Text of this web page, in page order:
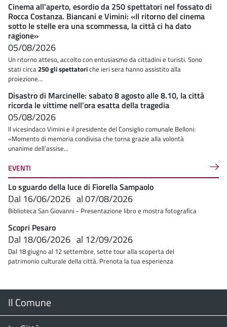
Cinema all'aperto, esordio da 250 spettatori nel fossato di
Rocca Costanza. Biancani e Vimini: «Il ritorno del cinema
sotto le stelle era una scommessa, la città ci ha dato
ragione»
05/08/2026
Un ritorno atteso, accolto con entusiasmo da cittadini e turisti. Sono
stati circa250 gli spettatoriche ieri sera hanno assistito alla
proiezione...
Disastro di Marcinelle: sabato 8 agosto alle 8.10, la città
ricorda le vittime nell’ora esatta della tragedia
05/08/2026
Il vicesindaco Vimini e il presidente del Consiglio comunale Belloni:
«Momento di memoria condivisa che torna grazie alla volontà
unanime dell’assise...
EVENTI
Lo sguardo della luce di Fiorella Sampaolo
Dal 16/06/2026 al07/08/2026
Biblioteca San Giovanni - Presentazione libro e mostra fotografica
Scopri Pesaro
Dal 18/06/2026 al 12/09/2026
Dal 18 giugno al 12 settembre, sette tour alla scoperta del
patrimonio culturale della città. Prenota la tua esperienza
Menu
Il Comune